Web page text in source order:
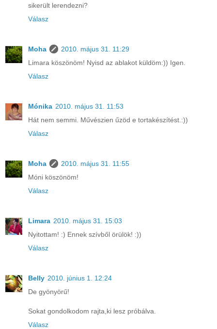
sikerült lerendezni?
Válasz
Moha
2010. május 31. 11:29
Limara köszönöm! Nyisd az ablakot küldöm:)) Igen.
Válasz
Mónika 2010. május 31. 11:53
Hát nem semmi. Művészien űzöd e tortakészítést.:))
Válasz
Moha
2010. május 31. 11:55
Móni köszönöm!
Válasz
Limara 2010. május 31. 15:03
Nyitottam! :) Ennek szívből örülök! :))
Válasz
Belly 2010. június 1. 12:24
De gyönyörű!
Sokat gondolkodom rajta,ki lesz próbálva.
Válasz